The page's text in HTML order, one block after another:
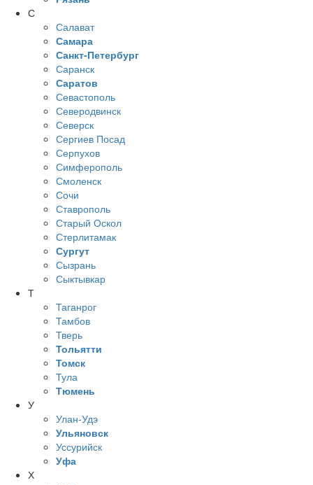
С
Салават
Самара
Санкт-Петербург
Саранск
Саратов
Севастополь
Северодвинск
Северск
Сергиев Посад
Серпухов
Симферополь
Смоленск
Сочи
Ставрополь
Старый Оскол
Стерлитамак
Сургут
Сызрань
Сыктывкар
Т
Таганрог
Тамбов
Тверь
Тольятти
Томск
Тула
Тюмень
У
Улан-Удэ
Ульяновск
Уссурийск
Уфа
Х